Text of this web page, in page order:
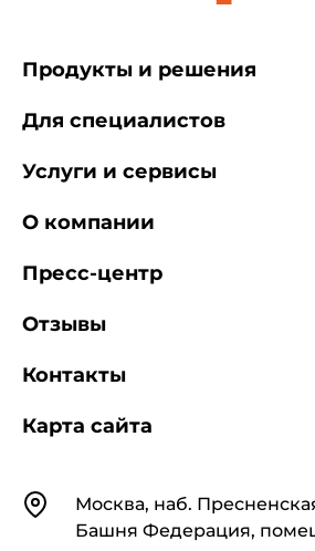
КонтактыМосква, наб.
Башня Федерация,
Продукты и решения
Для специалистов
Услуги и сервисы
О компании
Пресс-центр
Отзывы
Контакты
Карта сайта